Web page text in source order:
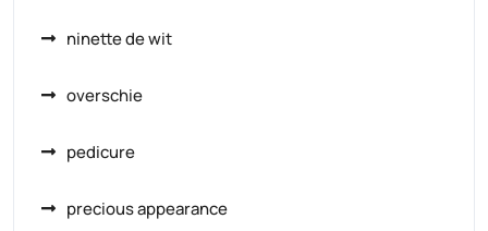
ninette de wit
overschie
pedicure
precious appearance